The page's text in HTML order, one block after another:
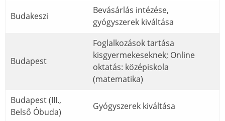
Budakeszi
Bevásárlás intézése,
gyógyszerek kiváltása
Budapest
Foglalkozások tartása
kisgyermekeseknek; Online
oktatás: középiskola
(matematika)
Budapest (III.,
Belső Óbuda)
Gyógyszerek kiváltása